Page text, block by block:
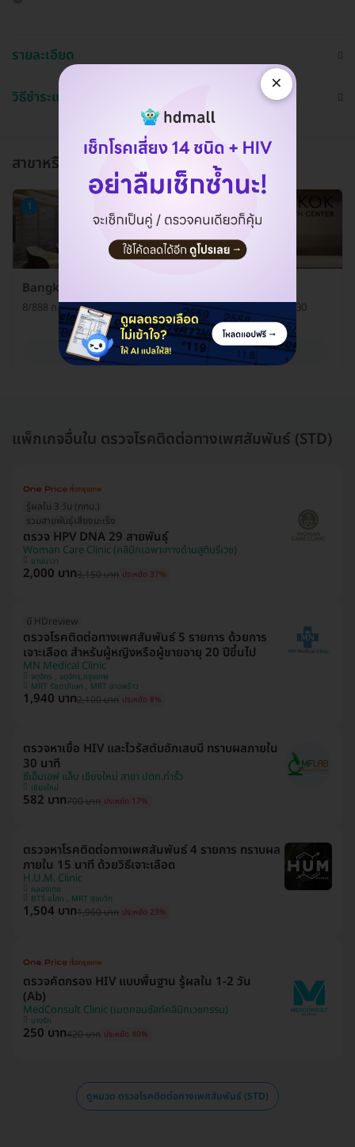
รายละเอียด
วิธีชำระและใช้งาน
สาขาหรือแผนกที่ให้บริการ
1
Bangkok Sexual Health Center
8/888 ถ. นวลจันทร์ แขวงนวลจันทร์ เขตบึงกุ่ม กรุงเทพมหานคร 10230
ดูรายละเอียด
แพ็กเกจอื่นใน ตรวจโรคติดต่อทางเพศสัมพันธ์ (STD)
รู้ผลใน 3 วัน (กทม.)
รวมสายพันธุ์เสี่ยงมะเร็ง
ตรวจ HPV DNA 29 สายพันธุ์
Woman Care Clinic (คลินิกเฉพาะทางด้านสูตินรีเวช)
ยานนาวา
2,000 บาท3,150 บาท ประหยัด 37%
มี HDreview
ตรวจโรคติดต่อทางเพศสัมพันธ์ 5 รายการ ด้วยการ
เจาะเลือด สำหรับผู้หญิงหรือผู้ชายอายุ 20 ปีขึ้นไป
MN Medical Clinic
จตุจักร , จตุจักร,กรุงเทพ
MRT รัชดาภิเษก , MRT ลาดพร้าว
1,940 บาท2,100 บาท ประหยัด 8%
ตรวจหาเชื้อ HIV และไวรัสตับอักเสบบี ทราบผลภายใน
30 นาที
ซีเอ็มเอฟ แล็บ เชียงใหม่ สาขา ปตท.ท่ารั้ว
เชียงใหม่
582 บาท700 บาท ประหยัด 17%
ตรวจหาโรคติดต่อทางเพศสัมพันธ์ 4 รายการ ทราบผล
ภายใน 15 นาที ด้วยวิธีเจาะเลือด
H.U.M. Clinic
คลองเตย
BTS อโศก , MRT สุขุมวิท
1,504 บาท1,960 บาท ประหยัด 23%
ตรวจคัดกรอง HIV แบบพื้นฐาน รู้ผลใน 1-2 วัน
(Ab)
MedConsult Clinic (เมดคอนซัลท์คลินิกเวชกรรม)
บางรัก
250 บาท420 บาท ประหยัด 40%
ดูหมวด ตรวจโรคติดต่อทางเพศสัมพันธ์ (STD)
×